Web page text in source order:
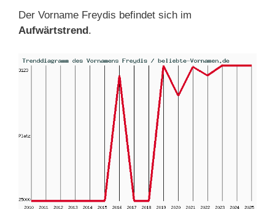
Der Vorname Freydis befindet sich im
Aufwärtstrend.